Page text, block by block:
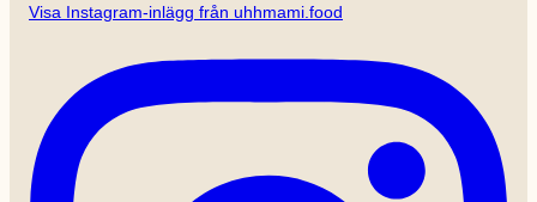
Visa Instagram-inlägg från uhhmami.food